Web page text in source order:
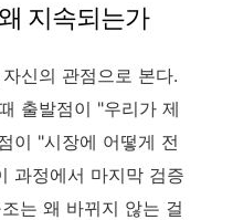
지속되는가
신의 관점으로 본다.
출발점이 "우리가 제
이 "시장에 어떻게 전
과정에서 마지막 검증
는 왜 바뀌지 않는 걸